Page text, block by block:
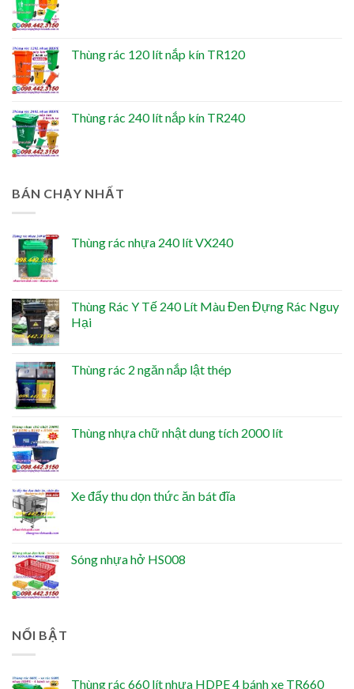
Thùng rác 120 lít nắp kín TR120
Thùng rác 240 lít nắp kín TR240
BÁN CHẠY NHẤT
Thùng rác nhựa 240 lít VX240
Thùng Rác Y Tế 240 Lít Màu Đen Đựng Rác Nguy
Hại
Thùng rác 2 ngăn nắp lật thép
Thùng nhựa chữ nhật dung tích 2000 lít
Xe đẩy thu dọn thức ăn bát đĩa
Sóng nhựa hở HS008
NỔI BẬT
Thùng rác 660 lít nhựa HDPE 4 bánh xe TR660